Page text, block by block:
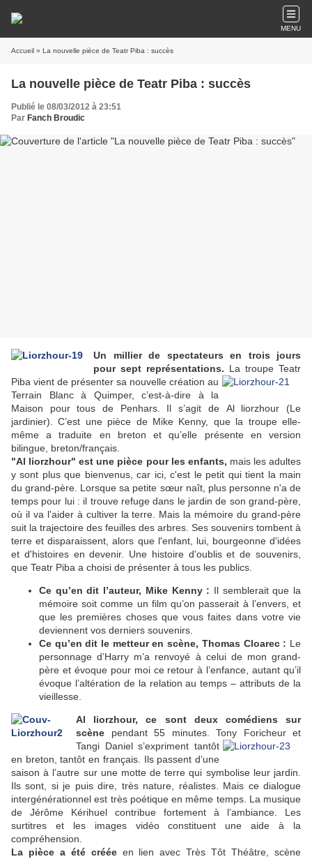
MENU
Accueil » La nouvelle pièce de Teatr Piba : succès
La nouvelle pièce de Teatr Piba : succès
Publié le 08/03/2012 à 23:51
Par Fanch Broudic
Un millier de spectateurs en trois jours
pour sept représentations. La troupe Teatr
Piba vient de présenter sa nouvelle création au
Terrain Blanc à Quimper, c’est-à-dire à la
Maison pour tous de Penhars. Il s’agit de Al liorzhour (Le
jardinier). C’est une pièce de Mike Kenny, que la troupe elle-
même a traduite en breton et qu’elle présente en version
bilingue, breton/français.
"Al liorzhour" est une pièce pour les enfants, mais les adultes
y sont plus que bienvenus, car ici, c'est le petit qui tient la main
du grand-père. Lorsque sa petite sœur naît, plus personne n'a de
temps pour lui : il trouve refuge dans le jardin de son grand-père,
où il va l'aider à cultiver la terre. Mais la mémoire du grand-père
suit la trajectoire des feuilles des arbres. Ses souvenirs tombent à
terre et disparaissent, alors que l'enfant, lui, bourgeonne d'idées
et d'histoires en devenir. Une histoire d'oublis et de souvenirs,
que Teatr Piba a choisi de présenter à tous les publics.
Ce qu’en dit l’auteur, Mike Kenny : Il semblerait que la
mémoire soit comme un film qu’on passerait à l’envers, et
que les premières choses que vous faites dans votre vie
deviennent vos derniers souvenirs.
Ce qu’en dit le metteur en scène, Thomas Cloarec : Le
personnage d’Harry m’a renvoyé à celui de mon grand-
père et évoque pour moi ce retour à l’enfance, autant qu’il
évoque l’altération de la relation au temps – attributs de la
vieillesse.
Al liorzhour, ce sont deux comédiens sur
scène pendant 55 minutes. Tony Foricheur et
Tangi Daniel s’expriment tantôt
en breton, tantôt en français. Ils passent d’une
saison à l’autre sur une motte de terre qui symbolise leur jardin.
Ils sont, si je puis dire, très nature, réalistes. Mais ce dialogue
intergénérationnel est très poétique en même temps. La musique
de Jérôme Kérihuel contribue fortement à l’ambiance. Les
surtitres et les images vidéo constituent une aide à la
compréhension.
La pièce a été crééeen lien avec Très Tôt Théâtre, scène